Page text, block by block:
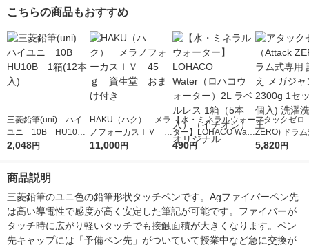
こちらの商品もおすすめ
三菱鉛筆(uni) ハイ
ユニ 10B HU10B
1箱(12本入)
2,048円
HAKU（ハク） メラ
ノフォーカスＩＶ 4
5ｇ 資生堂 おまけ
11,000円
【水・ミネラルウォー
ター】LOHACO Wate
r（ロハコウォータ
490円
アタックゼロ
ZERO) ドラ
詰め替え メガ
5,820円
商品説明
三菱鉛筆のユニ色の鉛筆形状タッチペンです。Agファイバーペン先
は高い導電性で感度が高く安定した筆記が可能です。ファイバーが
タッチ時に広がり軽いタッチでも接触面積が大きくなります。ペン
先キャップには「予備ペン先」がついていて授業中など急に交換が